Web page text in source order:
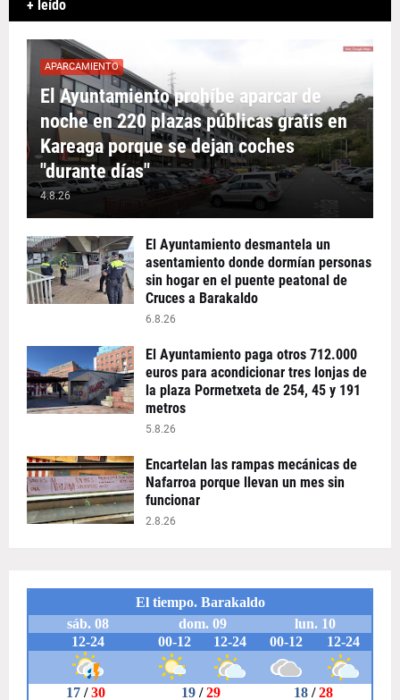
+ leído
APARCAMIENTO
El Ayuntamiento prohíbe aparcar de
noche en 220 plazas públicas gratis en
Kareaga porque se dejan coches
"durante días"
4.8.26
El Ayuntamiento desmantela un
asentamiento donde dormían personas
sin hogar en el puente peatonal de
Cruces a Barakaldo
6.8.26
El Ayuntamiento paga otros 712.000
euros para acondicionar tres lonjas de
la plaza Pormetxeta de 254, 45 y 191
metros
5.8.26
Encartelan las rampas mecánicas de
Nafarroa porque llevan un mes sin
funcionar
2.8.26